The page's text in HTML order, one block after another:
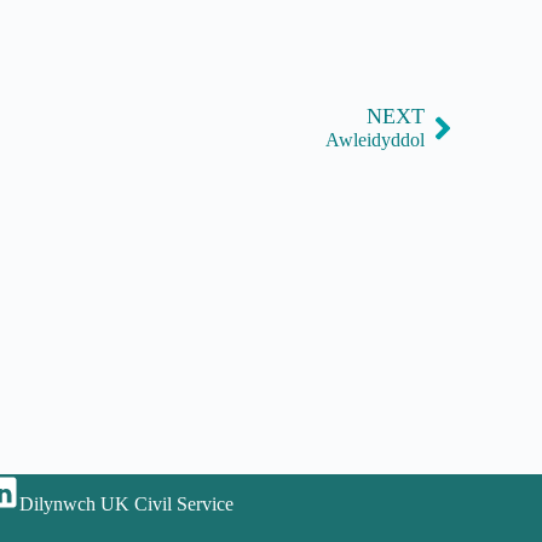
NEXT
Awleidyddol
Dilynwch UK Civil Service